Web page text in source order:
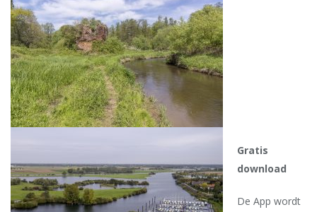
Gratis
download
De App wordt